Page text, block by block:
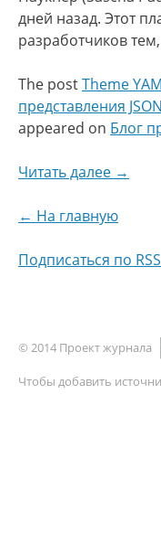
дней назад. Этот
разработчиков
The postTheme
представления
appeared on Блог
Читать далее →
← На главную
Подписаться по
© 2014 Проект журнала
Чтобы добавить